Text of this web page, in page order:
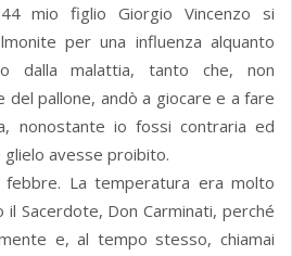
mio figlio Giorgio Vincenzo si
per una influenza alquanto
dalla malattia, tanto che, non
del pallone, andò a giocare e a fare
nonostante io fossi contraria ed
avesse proibito.
febbre. La temperatura era molto
Sacerdote, Don Carminati, perché
e, al tempo stesso, chiamai